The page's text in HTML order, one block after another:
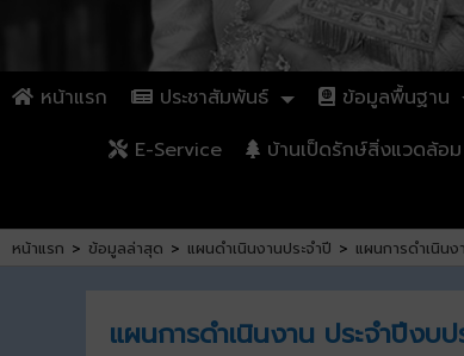
หน้าแรก ประชาสัมพันธ์ ข้อมูลพื้นฐาน
E-Service
บ้านเป็ดรักษ์สิ่งแวดล้อม
หน้าแรก > ข้อมูลล่าสุด > แผนดำเนินงานประจำปี > แผนการดำเนิน
แผนการดำเนินงาน ประจำปีง